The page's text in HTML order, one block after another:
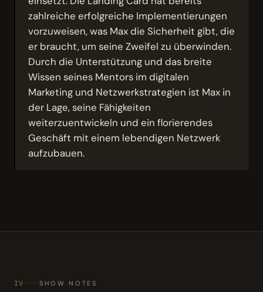
zahlreiche erfolgreiche Implementierungen
vorzuweisen, was Max die Sicherheit gibt, die
er braucht, um seine Zweifel zu überwinden.
Durch die Unterstützung und das breite
Wissen seines Mentors im digitalen
Marketing und Netzwerkstrategien ist Max in
der Lage, seine Fähigkeiten
weiterzuentwickeln und ein florierendes
Geschäft mit einem lebendigen Netzwerk
aufzubauen.
IV SHOW NOTES